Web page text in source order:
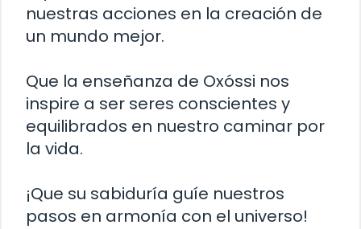
nuestras acciones en la creación de
un mundo mejor.
Que la enseñanza de Oxóssi nos
inspire a ser seres conscientes y
equilibrados en nuestro caminar por
la vida.
¡Que su sabiduría guíe nuestros
pasos en armonía con el universo!